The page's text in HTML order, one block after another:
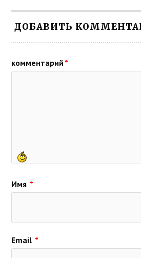
ДОБАВИТЬ
комментарий *
Имя *
Email *